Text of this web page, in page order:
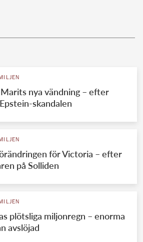
nya vändning – efter
skandalen
för Victoria – efter
på Solliden
plötsliga miljonregn – enorma
avslöjad